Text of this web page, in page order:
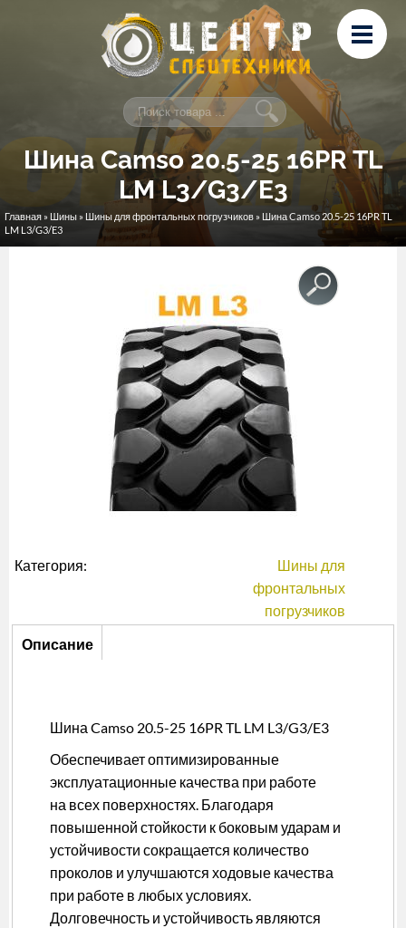
Перейти к основному содержанию
Лизинг
Сервис и ремонт
Контакты
Шина Camso 20.5-25 16PR TL
LM L3/G3/E3
Вы здесь
Главная » Шины » Шины для фронтальных погрузчиков » Шина Camso 20.5-25 16PR TL
LM L3/G3/E3
Категория:
Шины для
фронтальных
погрузчиков
Описание
Описание
Шина Camso 20.5-25 16PR TL LM L3/G3/E3
Обеспечивает оптимизированные
эксплуатационные качества при работе
на всех поверхностях. Благодаря
повышенной стойкости к боковым ударам и
устойчивости сокращается количество
проколов и улучшаются ходовые качества
при работе в любых условиях.
Долговечность и устойчивость являются